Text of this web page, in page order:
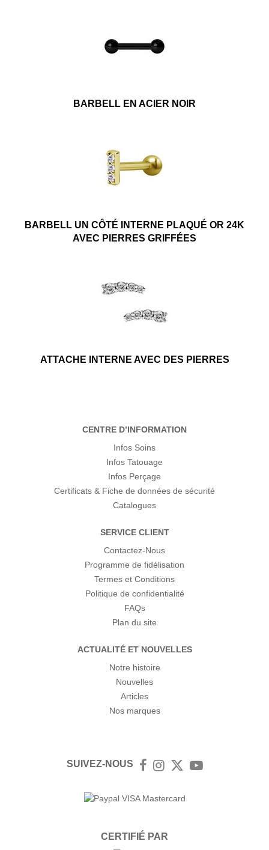
BARBELL EN ACIER NOIR
BARBELL UN CÔTÉ INTERNE PLAQUÉ OR 24K
AVEC PIERRES GRIFFÉES
ATTACHE INTERNE AVEC DES PIERRES
CENTRE D’INFORMATION
Infos Soins
Infos Tatouage
Infos Perçage
Certificats & Fiche de données de sécurité
Catalogues
SERVICE CLIENT
Contactez-Nous
Programme de fidélisation
Termes et Conditions
Politique de confidentialité
FAQs
Plan du site
ACTUALITÉ ET NOUVELLES
Notre histoire
Nouvelles
Articles
Nos marques
SUIVEZ-NOUS FacebookInstagram
TwitterYouTube
CERTIFIÉ PAR